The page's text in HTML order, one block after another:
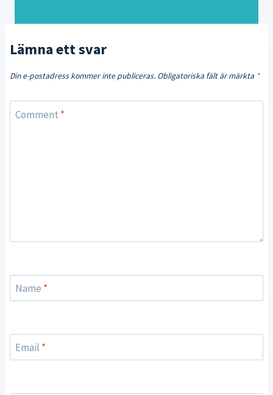
Lämna ett svar
Din e-postadress kommer inte publiceras. Obligatoriska fält är märkta *
Comment *
Name *
Email *